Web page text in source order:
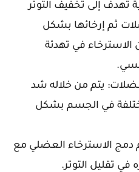
تهدف إلى تخفيف التوتر
ثم إرخائها بشكل
الاسترخاء في تهدئة
يتم من خلاله شد
في الجسم بشكل
دمج الاسترخاء العضلي مع
في تقليل التوتر.